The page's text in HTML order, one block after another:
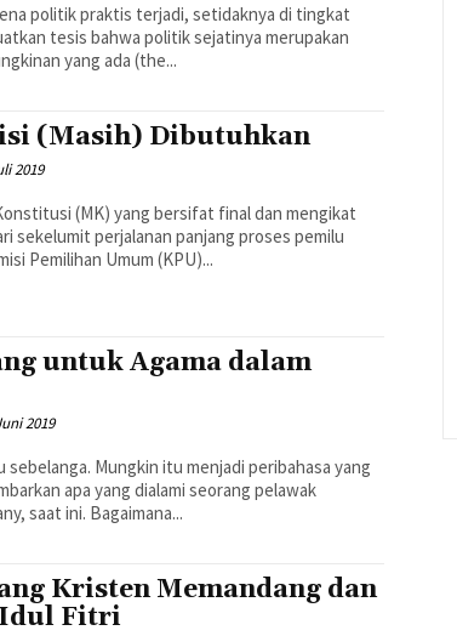
politik praktis terjadi, setidaknya di tingkat
tesis bahwa politik sejatinya merupakan
yang ada (the...
(Masih) Dibutuhkan
2019
(MK) yang bersifat final dan mengikat
sekelumit perjalanan panjang proses pemilu
Pemilihan Umum (KPU)...
untuk Agama dalam
2019
sebelanga. Mungkin itu menjadi peribahasa yang
apa yang dialami seorang pelawak
saat ini. Bagaimana...
Kristen Memandang dan
Idul Fitri